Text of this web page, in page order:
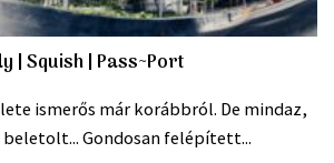
| Squish | Pass~Port
ismerős már korábbról. De mindaz,
Gondosan felépített...